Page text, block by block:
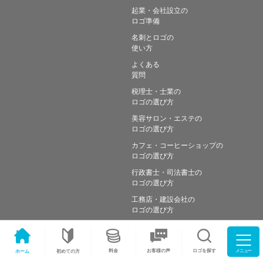
ホーム 初めての方 料金 お客様の声 ロゴを探す メニュー
起業・会社設立の
ロゴ準備
名刺とロゴの
使い方
よくある
質問
税理士・士業の
ロゴの選び方
美容サロン・エステの
ロゴの選び方
カフェ・コーヒーショップの
ロゴの選び方
行政書士・司法書士の
ロゴの選び方
工務店・建設会社の
ロゴの選び方
Copyright © Simple works Inc. All Rights Reserved.